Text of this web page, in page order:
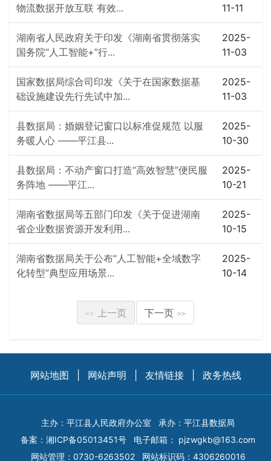
物流数据开放互联 有效...
11-11
湖南省人民政府关于印发《湖南省贯彻落实
国务院“人工智能+”行...
2025-
11-03
国家数据局综合司印发《关于在国家数据基
础设施建设先行先试中加...
2025-
11-03
县数据局：婚姻登记窗口以标准促规范 以服
务暖人心 ——平江县...
2025-
10-30
县数据局：不动产窗口打造“高效智慧”便民服
务阵地 ——平江...
2025-
10-21
湖南省数据局等五部门印发《关于促进湖南
省企业数据资源开发利用...
2025-
10-15
湖南省数据局关于公布“人工智能+全域数字
化转型”典型应用场景...
2025-
10-14
<< 上一页 下一页 >>
网站地图 网站声明 友情链接 政务热线
主办：平江县人民政府办公室
承办：平江县数据局
备案： 湘ICP备05013451号 电子邮箱： pjzwgkb@163.com
网站管理：0730-6263502
网站标识码：4306260016